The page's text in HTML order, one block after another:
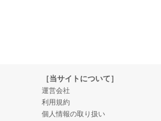
［当サイトについて］
運営会社
利用規約
個人情報の取り扱い